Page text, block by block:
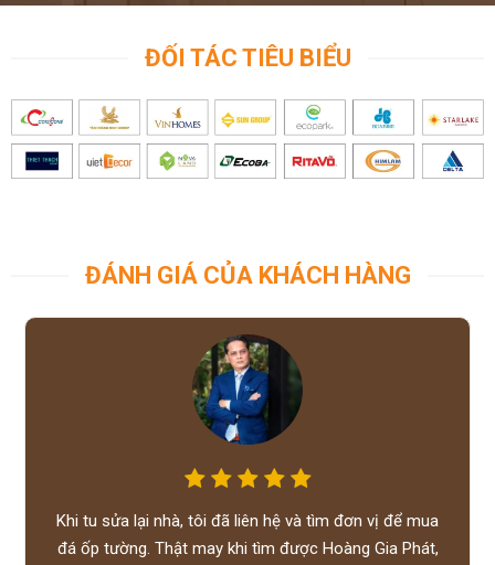
ĐỐI TÁC TIÊU BIỂU
ĐÁNH GIÁ CỦA KHÁCH HÀNG
Khi tu sửa lại nhà, tôi đã liên hệ và tìm đơn vị để mua
đá ốp tường. Thật may khi tìm được Hoàng Gia Phát,